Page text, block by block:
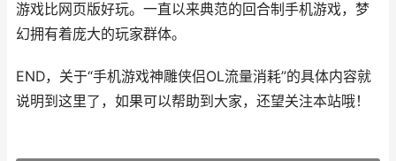
游戏比网页版好玩。一直以来典范的回合制手机游戏，梦
幻拥有着庞大的玩家群体。
END，关于“手机游戏神雕侠侣OL流量消耗”的具体内容就
说明到这里了，如果可以帮助到大家，还望关注本站哦！